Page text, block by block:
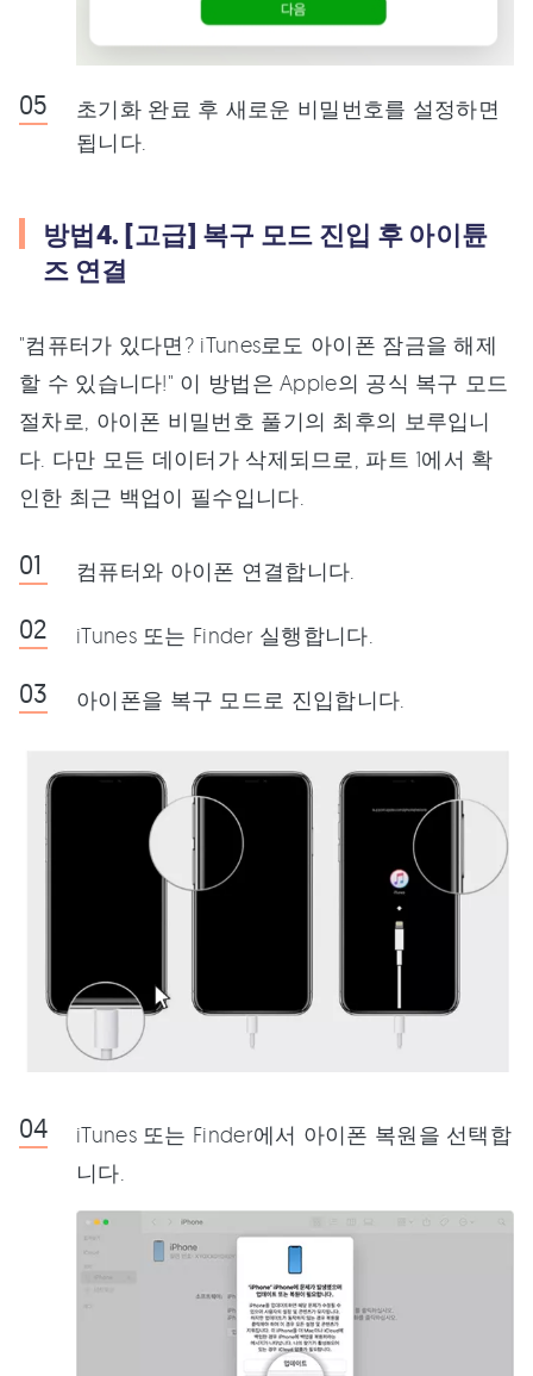
초기화 완료 후 새로운 비밀번호를 설정하면
됩니다.
방법4. [고급] 복구 모드 진입 후 아이튠
즈 연결
"컴퓨터가 있다면? iTunes로도 아이폰 잠금을 해제
할 수 있습니다!" 이 방법은 Apple의 공식 복구 모드
절차로, 아이폰 비밀번호 풀기의 최후의 보루입니
다. 다만 모든 데이터가 삭제되므로, 파트 1에서 확
인한 최근 백업이 필수입니다.
컴퓨터와 아이폰 연결합니다.
iTunes 또는 Finder 실행합니다.
아이폰을 복구 모드로 진입합니다.
iTunes 또는 Finder에서 아이폰 복원을 선택합
니다.